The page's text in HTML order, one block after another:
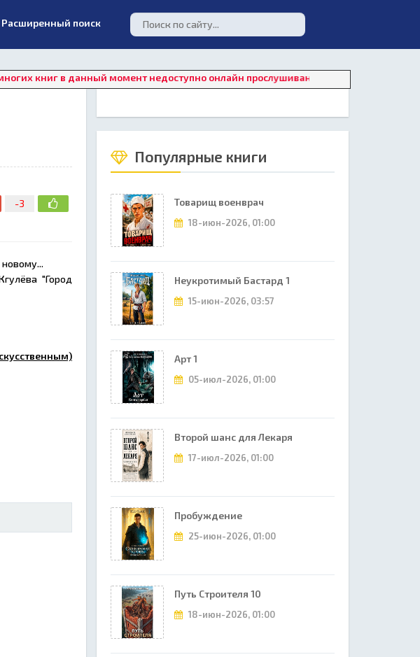
Расширенный поиск
в данный момент недоступно онлайн прослушивание. Для восстановления
-3
"Город
Популярные книги
Товарищ военврач
18-июн-2026, 01:00
Неукротимый Бастард 1
15-июн-2026, 03:57
Арт 1
05-июл-2026, 01:00
Второй шанс для Лекаря
17-июл-2026, 01:00
Пробуждение
25-июн-2026, 01:00
Путь Строителя 10
18-июн-2026, 01:00